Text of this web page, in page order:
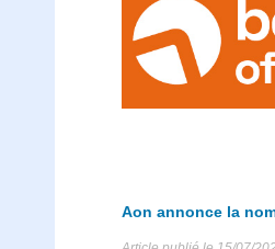
Aon annonce la